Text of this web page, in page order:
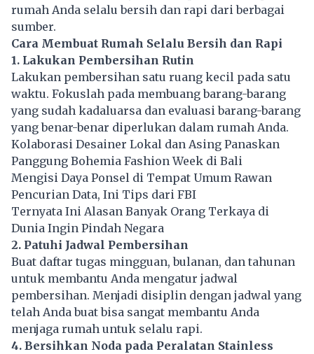
rumah Anda selalu bersih dan rapi dari berbagai
sumber.
Cara Membuat Rumah Selalu Bersih dan Rapi
1. Lakukan Pembersihan Rutin
Lakukan pembersihan satu ruang kecil pada satu
waktu. Fokuslah pada membuang barang-barang
yang sudah kadaluarsa dan evaluasi barang-barang
yang benar-benar diperlukan dalam rumah Anda.
Kolaborasi Desainer Lokal dan Asing Panaskan
Panggung Bohemia Fashion Week di Bali
Mengisi Daya Ponsel di Tempat Umum Rawan
Pencurian Data, Ini Tips dari FBI
Ternyata Ini Alasan Banyak Orang Terkaya di
Dunia Ingin Pindah Negara
2. Patuhi Jadwal Pembersihan
Buat daftar tugas mingguan, bulanan, dan tahunan
untuk membantu Anda mengatur jadwal
pembersihan. Menjadi disiplin dengan jadwal yang
telah Anda buat bisa sangat membantu Anda
menjaga rumah untuk selalu rapi.
4. Bersihkan Noda pada Peralatan Stainless